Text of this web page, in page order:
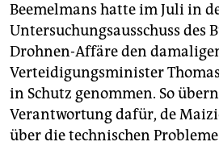
Beemelmans hatte im Juli in
Untersuchungsausschuss des
Drohnen-Affäre den
Verteidigungsminister
in Schutz genommen. So
Verantwortung dafür, de
über die technischen